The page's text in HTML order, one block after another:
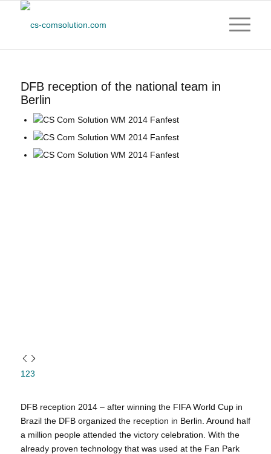
DFB reception of the national team in
Berlin
1 23
DFB reception 2014 – after winning the FIFA World Cup in
Brazil the DFB organized the reception in Berlin. Around half
a million people attended the victory celebration. With the
already proven technology that was used at the Fan Park